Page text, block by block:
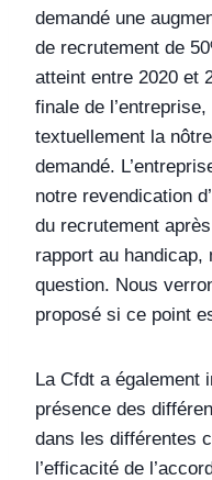
demandé une
de recrutement de
atteint entre 2020 et
finale de
textuellement la
demandé.
notre revendication
du recrutement
rapport au
question. Nous
proposé si ce point
La Cfdt a également
présence des
dans les différentes
l’efficacité de